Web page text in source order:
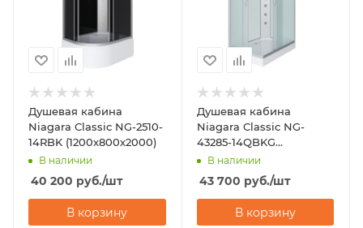
Душевая кабина
Niagara Classic NG-2510-
14RBK (1200х800х2000)
В наличии
40 200 руб./шт
В корзину
Душевая кабина
Niagara Classic NG-
43285-14QBKG
(1200х800х2000)
В наличии
43 700 руб./шт
В корзину